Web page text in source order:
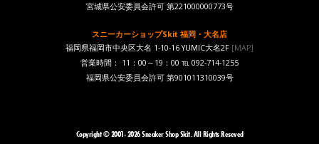
宮城県公安委員会許可 第221000000773号
スニーカーショップSkit 福岡・大名店
福岡県福岡市中央区大名 1-10-16 YUMIC大名2F [MAP]
営業時間： 11：00～19：00 ℡ 092-714-1255
福岡県公安委員会許可 第901011310039号
Copyright © 2001- 2026 Sneaker Shop Skit. All Rights Reseved